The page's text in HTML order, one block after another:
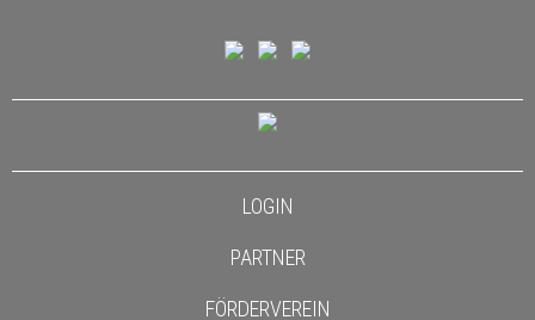
LOGIN
PARTNER
FÖRDERVEREIN